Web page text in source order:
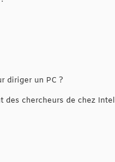
diriger un PC ?
des chercheurs de chez Intel